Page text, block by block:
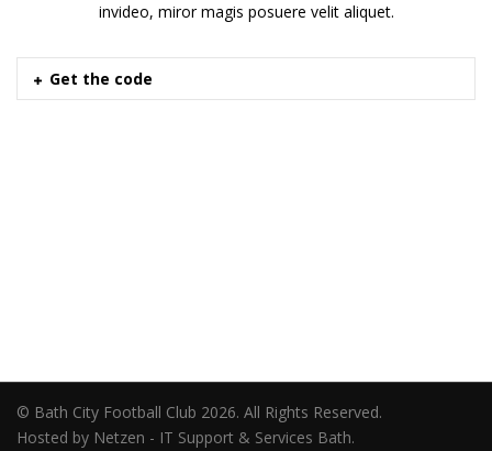
invideo, miror magis posuere velit aliquet.
Get the code
© Bath City Football Club 2026. All Rights Reserved.
Hosted by Netzen - IT Support & Services Bath.